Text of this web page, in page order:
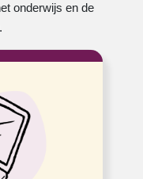
onderwijs en de